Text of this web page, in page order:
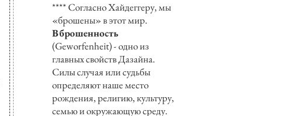
**** Согласно Хайдеггеру, мы
«брошены» в этот мир.
Вброшенность
(Geworfenheit) - одно из
главных свойств Дазайна.
Силы случая или судьбы
определяют наше место
рождения, религию, культуру,
семью и окружающую среду.